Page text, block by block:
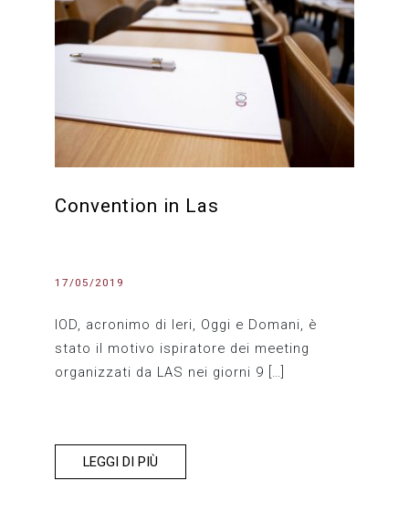
Convention in Las
17/05/2019
IOD, acronimo di Ieri, Oggi e Domani, è
stato il motivo ispiratore dei meeting
organizzati da LAS nei giorni 9 […]
LEGGI DI PIÙ